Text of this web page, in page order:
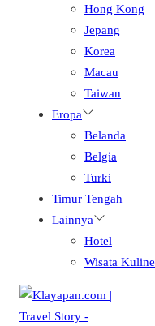
Hong Kong
Jepang
Korea
Macau
Taiwan
Eropa
Belanda
Belgia
Turki
Timur Tengah
Lainnya
Hotel
Wisata